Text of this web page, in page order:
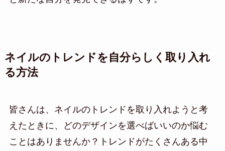
ネイルのトレンドを自分らしく取り入れ
る方法
皆さんは、ネイルのトレンドを取り入れようと考
えたときに、どのデザインを選べばいいのか悩む
ことはありませんか？トレンドがたくさんある中